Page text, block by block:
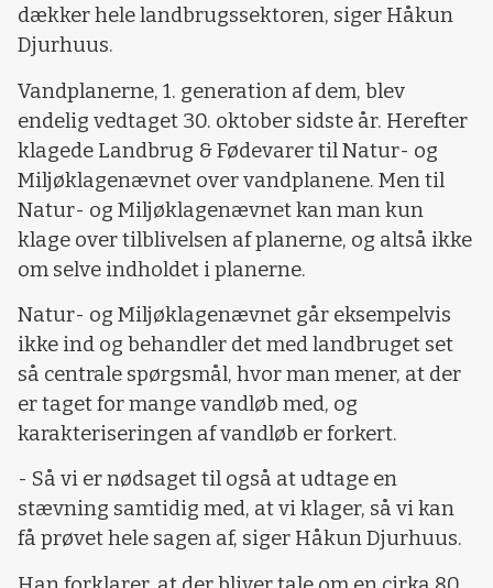
dækker hele landbrugssektoren, siger Håkun
Djurhuus.
Vandplanerne, 1. generation af dem, blev
endelig vedtaget 30. oktober sidste år. Herefter
klagede Landbrug & Fødevarer til Natur- og
Miljøklagenævnet over vandplanene. Men til
Natur- og Miljøklagenævnet kan man kun
klage over tilblivelsen af planerne, og altså ikke
om selve indholdet i planerne.
Natur- og Miljøklagenævnet går eksempelvis
ikke ind og behandler det med landbruget set
så centrale spørgsmål, hvor man mener, at der
er taget for mange vandløb med, og
karakteriseringen af vandløb er forkert.
- Så vi er nødsaget til også at udtage en
stævning samtidig med, at vi klager, så vi kan
få prøvet hele sagen af, siger Håkun Djurhuus.